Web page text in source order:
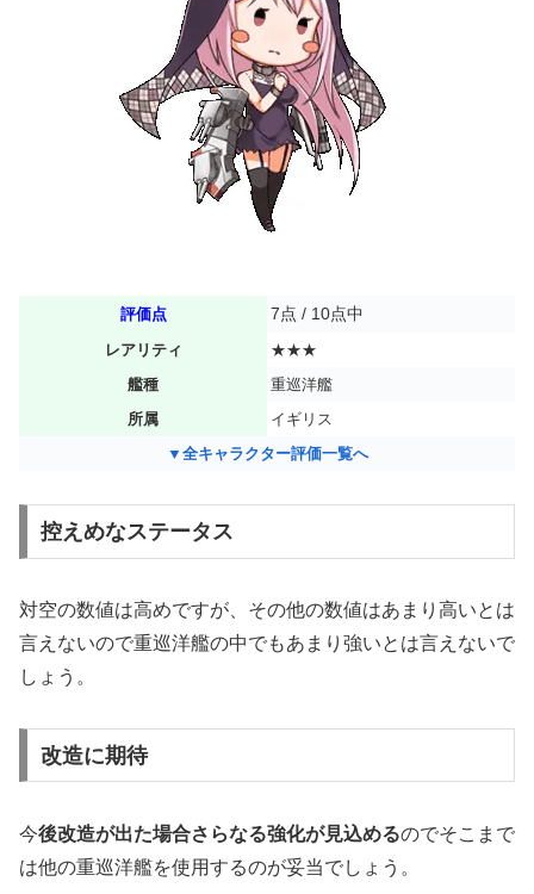
評価点 7点 / 10点中
レアリティ
★★★
艦種
重巡洋艦
所属
イギリス
▼全キャラクター評価一覧へ
控えめなステータス
対空の数値は高めですが、その他の数値はあまり高いとは
言えないので重巡洋艦の中でもあまり強いとは言えないで
しょう。
改造に期待
今後改造が出た場合さらなる強化が見込めるのでそこまで
は他の重巡洋艦を使用するのが妥当でしょう。